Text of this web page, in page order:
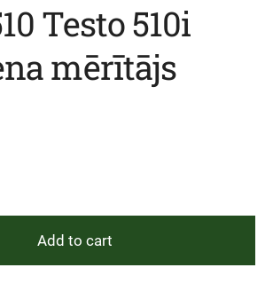
Testo 510i
mērītājs
Add to cart